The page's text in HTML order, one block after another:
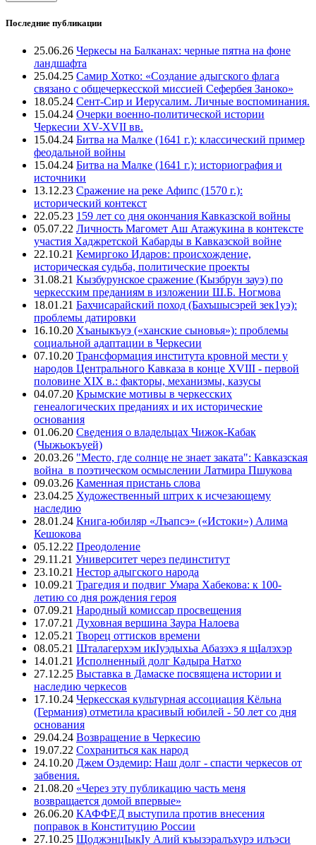
Последние публикации
25.06.26 Черкесы на Балканах: черные пятна на фоне
ландшафта
25.04.25 Самир Хотко: «Создание адыгского флага
связано с общечеркесской миссией Сефербея Заноко»
18.05.24 Сент-Сир и Иерусалим. Личные воспоминания.
15.04.24 Очерки военно-политической истории
Черкесии XV-XVII вв.
15.04.24 Битва на Малке (1641 г.): классический пример
феодальной войны
15.04.24 Битва на Малке (1641 г.): историография и
источники
13.12.23 Сражение на реке Афипс (1570 г.):
исторический контекст
22.05.23 159 лет со дня окончания Кавказской войны
05.07.22 Личность Магомет Аш Атажукина в контексте
участия Хаджретской Кабарды в Кавказской войне
22.10.21 Кемиргоко Идаров: происхождение,
историческая судьба, политические проекты
31.08.21 Кызбурунское сражение (Кызбрун зауэ) по
черкесским преданиям в изложении Ш.Б. Ногмова
18.01.21 Бахчисарайский поход (Бахъшысэрей зек1уэ):
проблемы датировки
16.10.20 Хъаныкъуэ («ханские сыновья»): проблемы
социальной адаптации в Черкесии
07.10.20 Трансформация института кровной мести у
народов Центрального Кавказа в конце XVIII - первой
половине XIX в.: факторы, механизмы, казусы
04.07.20 Крымские мотивы в черкесских
генеалогических преданиях и их исторические
основания
01.06.20 Сведения о владельцах Чижок-Кабак
(Чыжьокъуей)
20.03.26 "Место, где солнце не знает заката": Кавказская
война в поэтическом осмыслении Латмира Пшукова
09.03.26 Каменная пристань слова
23.04.25 Художественный штрих к исчезающему
наследию
28.01.24 Книга-юбиляр «Лъапсэ» («Истоки») Алима
Кешокова
05.12.22 Преодоление
29.11.21 Университет через пединститут
23.10.21 Нестор адыгского народа
10.09.21 Трагедия и подвиг Умара Хабекова: к 100-
летию со дня рождения героя
07.09.21 Народный комиссар просвещения
17.07.21 Духовная вершина Заура Налоева
12.05.21 Творец оттисков времени
08.05.21 Шталагерхэм икIуэдыхьа Абазэхэ я щIалэхэр
14.01.21 Исполненный долг Кадыра Натхо
27.12.25 Выставка в Дамаске посвящена истории и
наследию черкесов
17.10.24 Черкесская культурная ассоциация Кёльна
(Германия) отметила красивый юбилей - 50 лет со дня
основания
29.04.24 Возвращение в Черкесию
19.07.22 Сохраниться как народ
24.10.20 Джем Оздемир: Наш долг - спасти черкесов от
забвения.
21.08.20 «Через эту публикацию часть меня
возвращается домой впервые»
26.06.20 КАФФЕД выступила против внесения
поправок в Конституцию России
27.10.25 ЩоджэнцIыкIу Алий къызэралъхурэ илъэси